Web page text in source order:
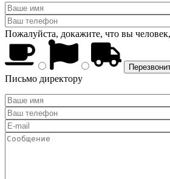
Пожалуйста, докажите, что вы
Письмо директору